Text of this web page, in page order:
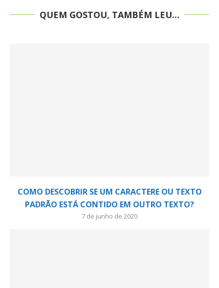
QUEM GOSTOU, TAMBÉM LEU...
COMO DESCOBRIR SE UM CARACTERE OU TEXTO
PADRÃO ESTÁ CONTIDO EM OUTRO TEXTO?
7 de junho de 2020